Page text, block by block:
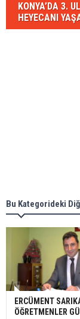
KONYA’DA 3.
HEYECANI
Bu Kategorideki
ERCÜMENT
ÖĞRETMENLER